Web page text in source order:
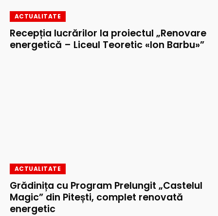
ACTUALITATE
Recepția lucrărilor la proiectul „Renovare
energetică – Liceul Teoretic «Ion Barbu»”
ACTUALITATE
Grădinița cu Program Prelungit „Castelul
Magic” din Pitești, complet renovată
energetic